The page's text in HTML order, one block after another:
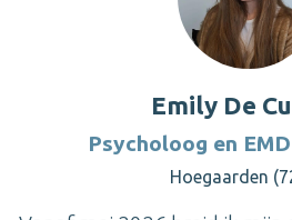
Emily De
Psycholoog en
Hoegaarden